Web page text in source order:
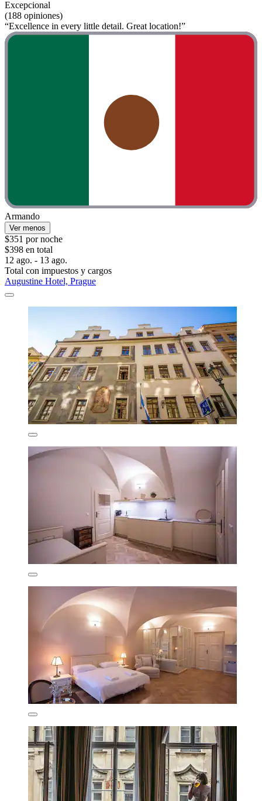
Excepcional
(188 opiniones)
“Excellence in every little detail. Great location!”
Armando
Ver menos
$351 por noche
$398 en total
12 ago. - 13 ago.
Total con impuestos y cargos
Augustine Hotel, Prague